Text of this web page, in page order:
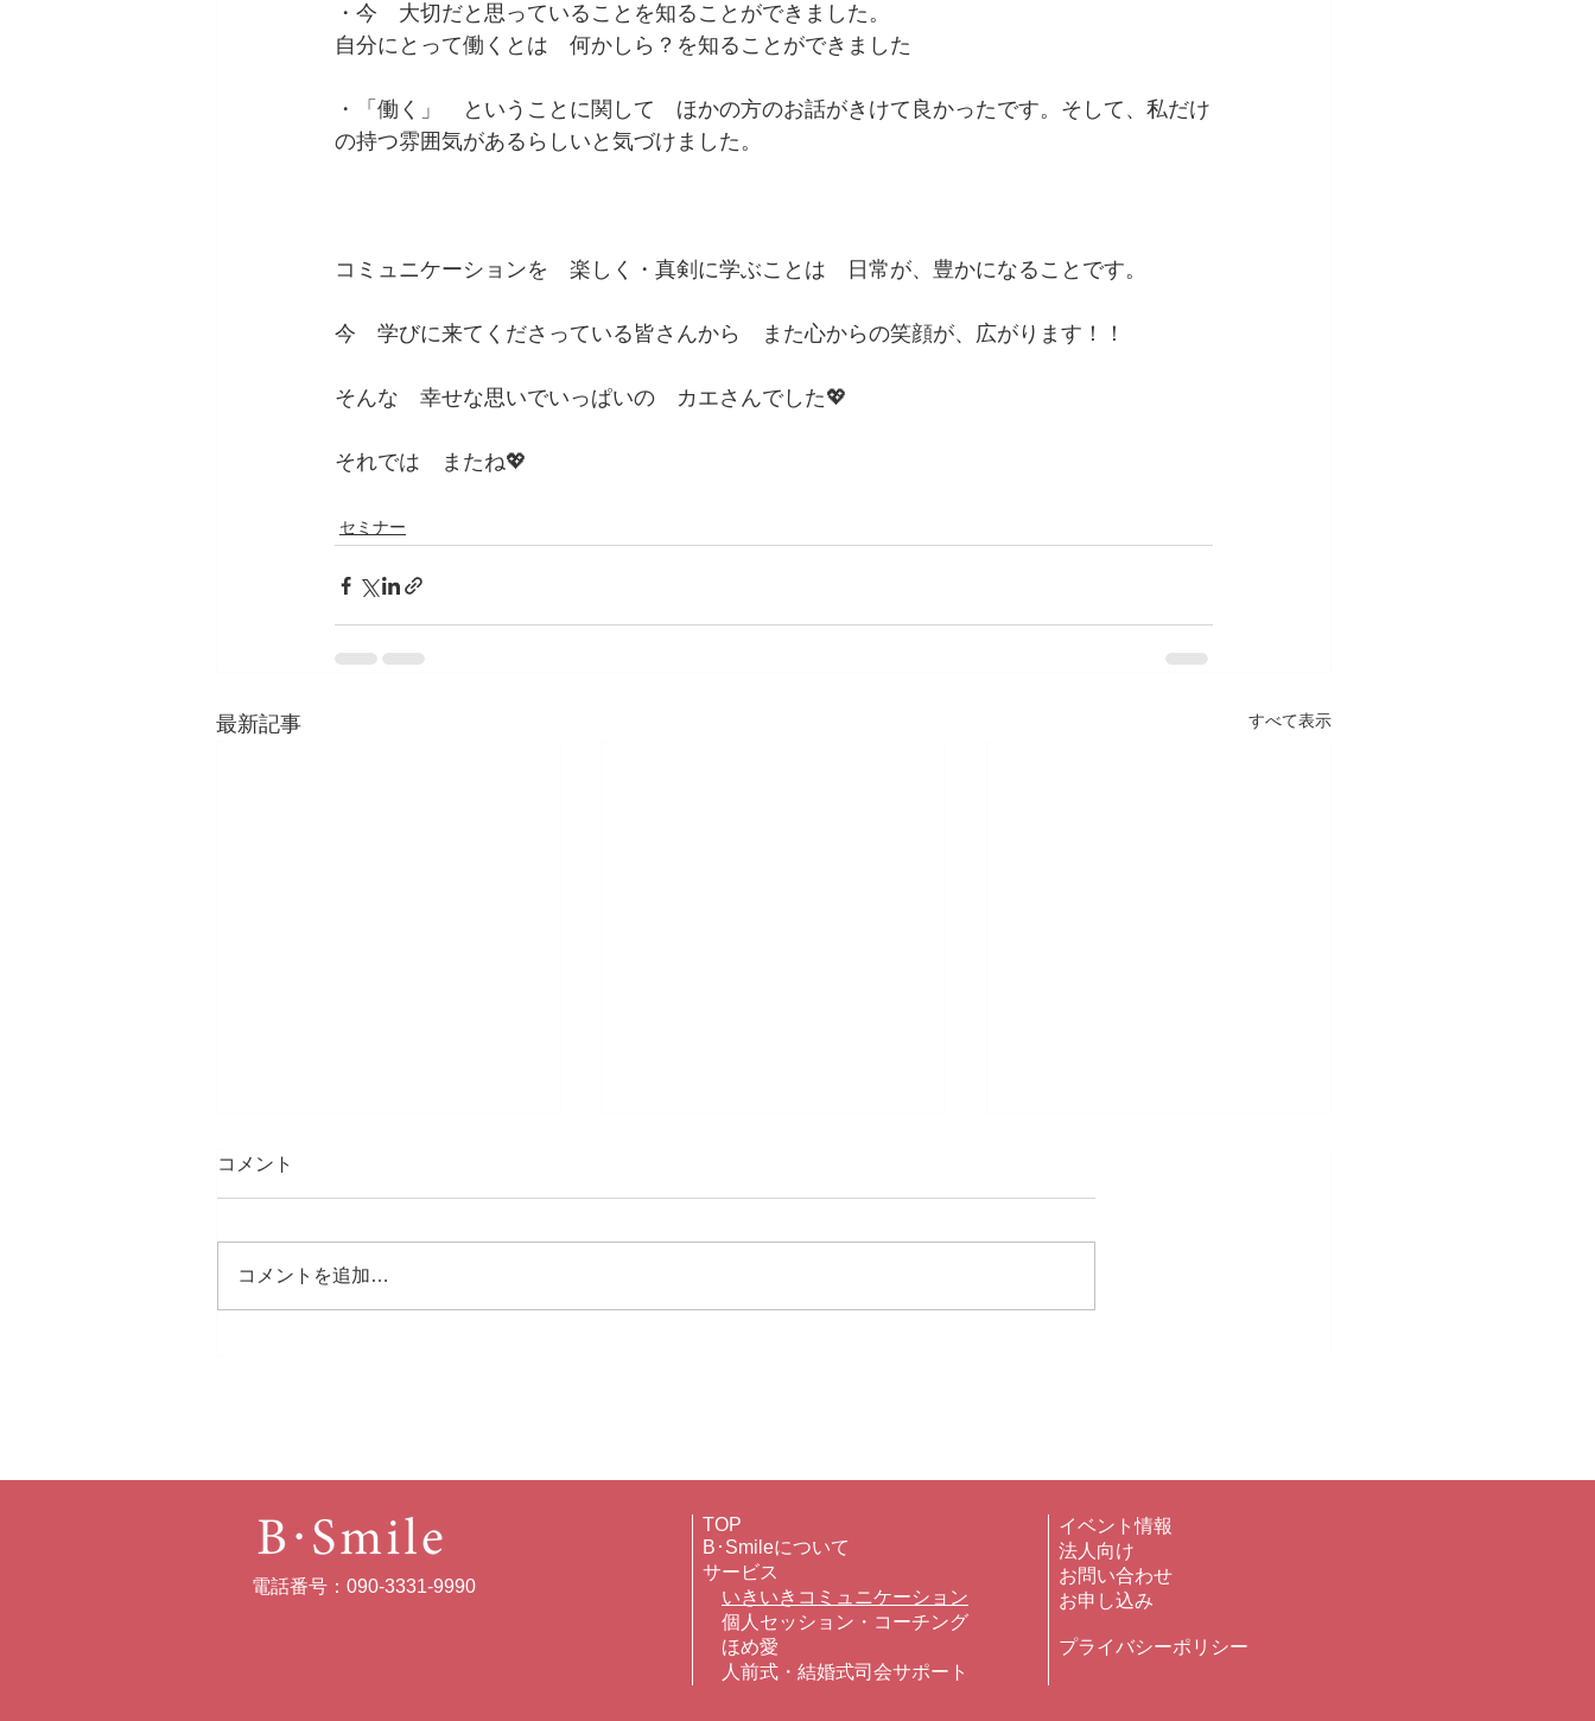
・今　大切だと思っていることを知ることができました。
自分にとって働くとは　何かしら？を知ることができました
・「働く」　ということに関して　ほかの方のお話がきけて良かったです。そして、私だけ
の持つ雰囲気があるらしいと気づけました。
コミュニケーションを　楽しく・真剣に学ぶことは　日常が、豊かになることです。
今　学びに来てくださっている皆さんから　また心からの笑顔が、広がります！！
そんな　幸せな思いでいっぱいの　カエさんでした💖
それでは　またね💖
セミナー
最新記事 すべて表示
コメント
コメントを追加…
電話番号：090-3331-9990
TOP
B･Smileについて
サービス
いきいきコミュニケーション
個人セッション・コーチング
ほめ愛
人前式・結婚式司会サポート
イベント情報
法人向け
​お問い合わせ
お申し込み
プライバシーポリシー